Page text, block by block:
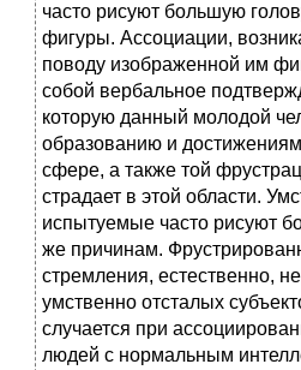
часто рисуют большую
фигуры. Ассоциации,
поводу изображенной им
собой вербальное
которую данный молодой
образованию и
сфере, а также той
страдает в этой области.
испытуемые часто рисуют
же причинам.
стремления, естественно,
умственно отсталых
случается при
людей с нормальным